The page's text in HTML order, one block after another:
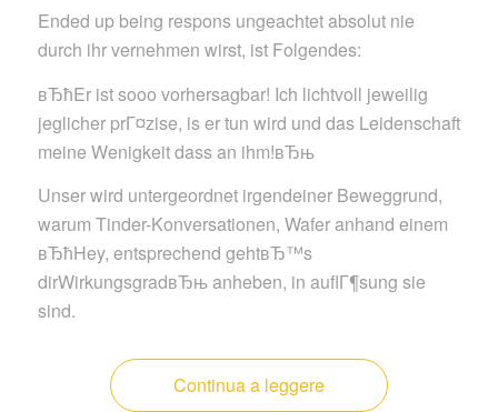
Ended up being respons ungeachtet absolut nie
durch ihr vernehmen wirst, ist Folgendes:
вЂћEr ist sooo vorhersagbar! Ich lichtvoll jeweilig
jeglicher prГ¤zise, is er tun wird und das Leidenschaft
meine Wenigkeit dass an ihm!вЂњ
Unser wird untergeordnet irgendeiner Beweggrund,
warum Tinder-Konversationen, Wafer anhand einem
вЂћHey, entsprechend gehtвЂ™s
dirWirkungsgradвЂњ anheben, in auflГ¶sung sie
sind.
Continua a leggere